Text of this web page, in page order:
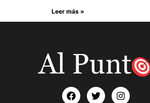
Leer más »